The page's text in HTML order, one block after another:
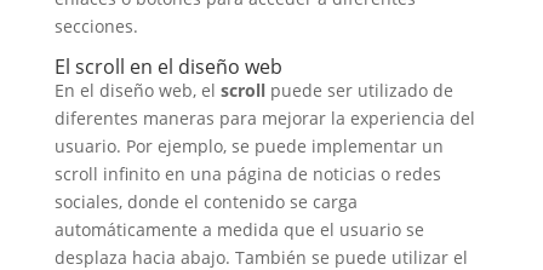
secciones.
El scroll en el diseño web
En el diseño web, el scrollpuede ser utilizado de
diferentes maneras para mejorar la experiencia del
usuario. Por ejemplo, se puede implementar un
scroll infinito en una página de noticias o redes
sociales, donde el contenido se carga
automáticamente a medida que el usuario se
desplaza hacia abajo. También se puede utilizar el